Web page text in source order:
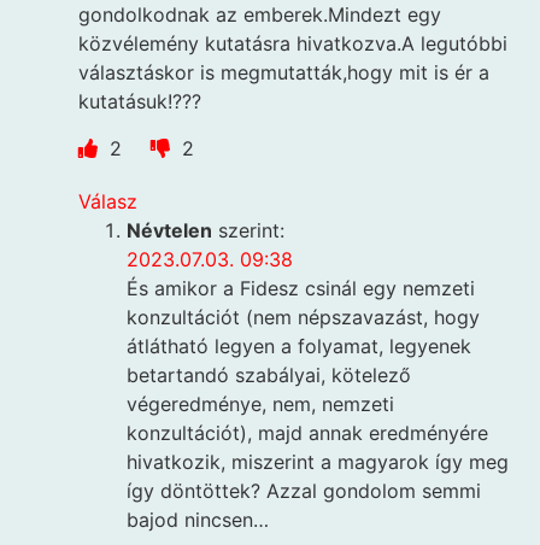
gondolkodnak az emberek.Mindezt egy
közvélemény kutatásra hivatkozva.A legutóbbi
választáskor is megmutatták,hogy mit is ér a
kutatásuk!???
2
2
Válasz
Névtelen szerint:
2023.07.03. 09:38
És amikor a Fidesz csinál egy nemzeti
konzultációt (nem népszavazást, hogy
átlátható legyen a folyamat, legyenek
betartandó szabályai, kötelező
végeredménye, nem, nemzeti
konzultációt), majd annak eredményére
hivatkozik, miszerint a magyarok így meg
így döntöttek? Azzal gondolom semmi
bajod nincsen…